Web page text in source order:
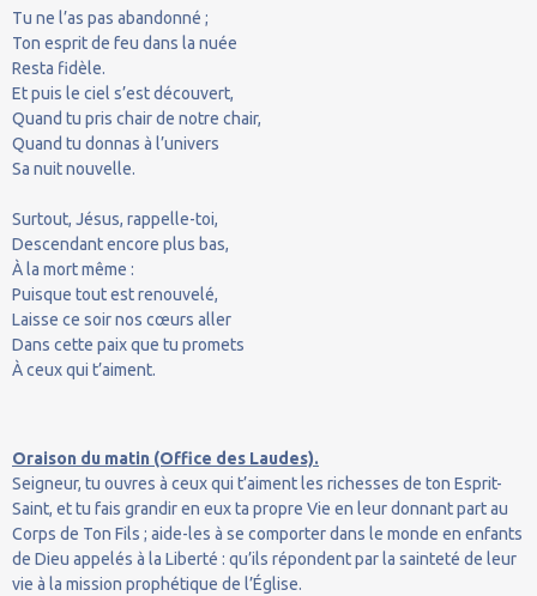
Tu ne l’as pas abandonné ;
Ton esprit de feu dans la nuée
Resta fidèle.
Et puis le ciel s’est découvert,
Quand tu pris chair de notre chair,
Quand tu donnas à l’univers
Sa nuit nouvelle.
Surtout, Jésus, rappelle-toi,
Descendant encore plus bas,
À la mort même :
Puisque tout est renouvelé,
Laisse ce soir nos cœurs aller
Dans cette paix que tu promets
À ceux qui t’aiment.
Oraison du matin (Office des Laudes).
Seigneur, tu ouvres à ceux qui t’aiment les richesses de ton Esprit-
Saint, et tu fais grandir en eux ta propre Vie en leur donnant part au
Corps de Ton Fils ; aide-les à se comporter dans le monde en enfants
de Dieu appelés à la Liberté : qu’ils répondent par la sainteté de leur
vie à la mission prophétique de l’Église.